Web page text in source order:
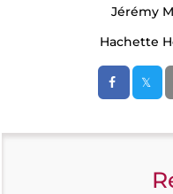
Jérémy
Hachette